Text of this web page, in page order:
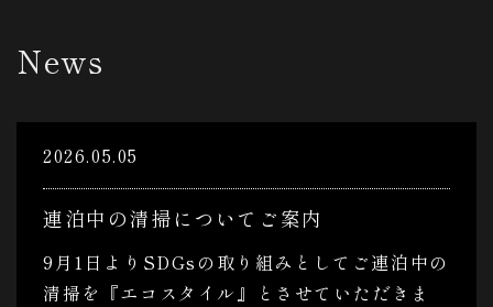
News
2026.05.05
連泊中の清掃についてご案内
9月1日よりSDGsの取り組みとしてご連泊中の
清掃を『エコスタイル』とさせていただきま